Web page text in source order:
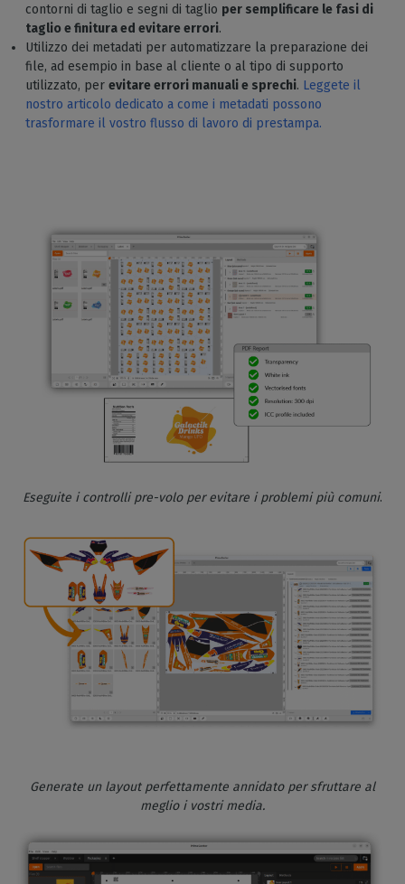
contorni di taglio e segni di taglio per semplificare le fasi di
taglio e finitura ed evitare errori.
Utilizzo dei metadati per automatizzare la preparazione dei
file, ad esempio in base al cliente o al tipo di supporto
utilizzato, per evitare errori manuali e sprechi. Leggete il
nostro articolo dedicato a come i metadati possono
trasformare il vostro flusso di lavoro di prestampa.
Eseguite i controlli pre-volo per evitare i problemi più comuni.
Generate un layout perfettamente annidato per sfruttare al
meglio i vostri media.